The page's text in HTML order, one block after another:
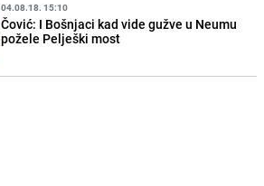
04.08.18. 15:10
Čović: I Bošnjaci kad vide gužve u Neumu
požele Pelješki most